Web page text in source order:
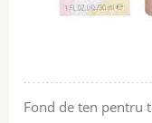
Fond de ten pentru